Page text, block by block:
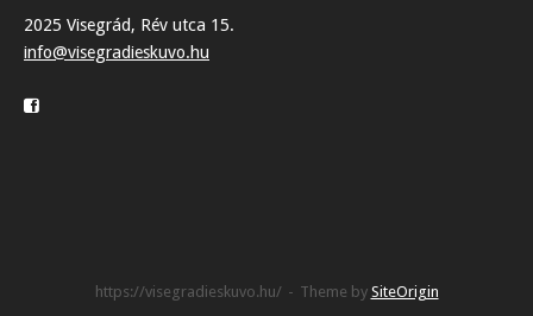
2025 Visegrád, Rév utca 15.
info@visegradieskuvo.hu
https://visegradieskuvo.hu/ Theme by SiteOrigin